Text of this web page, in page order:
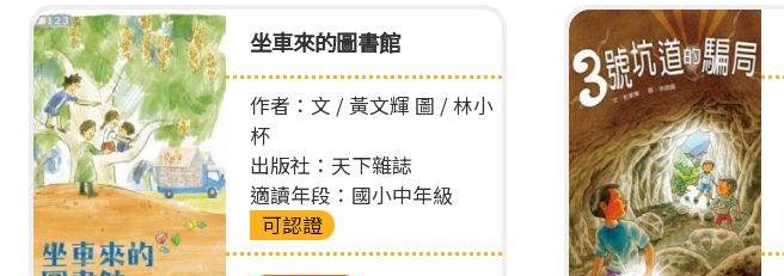
坐車來的圖書館
作者：文 / 黃文輝 圖 / 林小
杯
出版社：天下雜誌
適讀年段：國小中年級
可認證